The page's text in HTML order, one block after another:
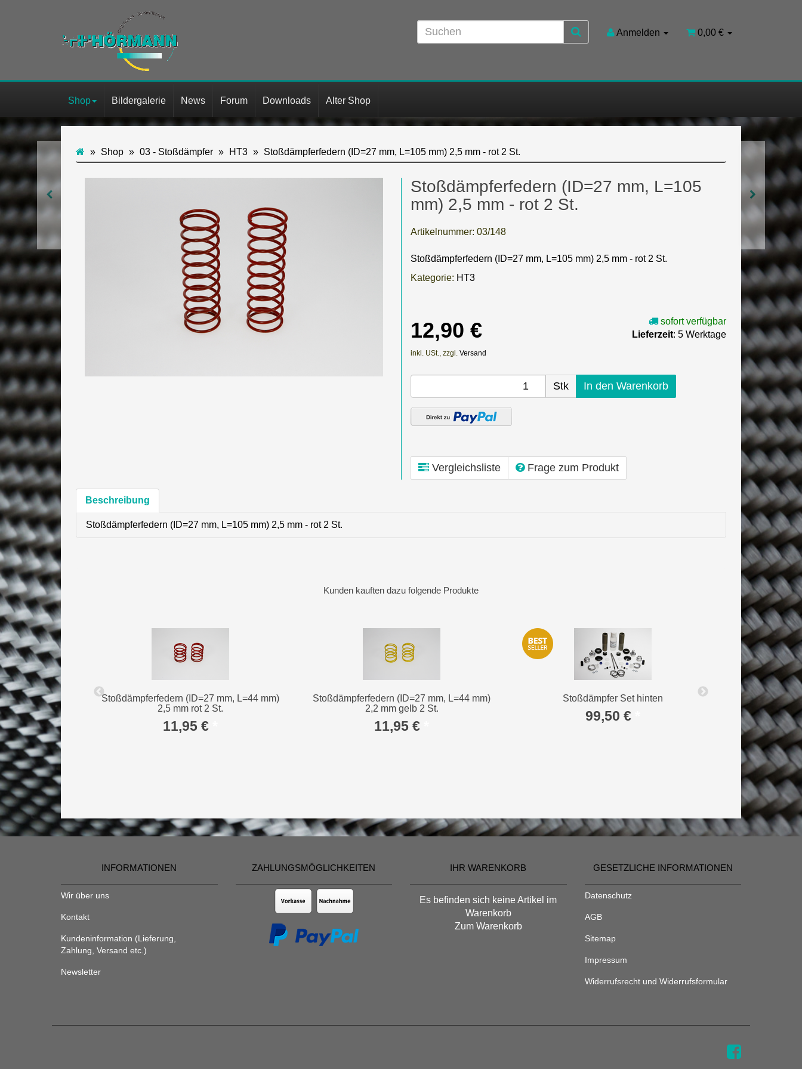
Anmelden 0,00 €
Shop Bildergalerie News Forum Downloads Alter Shop
Shop 03 - Stoßdämpfer HT3 Stoßdämpferfedern (ID=27 mm, L=105 mm) 2,5 mm - rot 2 St.
Stoßdämpferfedern (ID=27 mm, L=105
mm) 2,5 mm - rot 2 St.
Artikelnummer: 03/148
Stoßdämpferfedern (ID=27 mm, L=105 mm) 2,5 mm - rot 2 St.
Kategorie: HT3
12,90 €
inkl. USt., zzgl. Versand
sofort verfügbar
Lieferzeit: 5 Werktage
Stk In den Warenkorb
Vergleichsliste Frage zum Produkt
Beschreibung
Stoßdämpferfedern (ID=27 mm, L=105 mm) 2,5 mm - rot 2 St.
Kunden kauften dazu folgende Produkte
L=105 mm)
2 St.
*
Stoßdämpferfedern (ID=27 mm, L=44 mm)
2,5 mm rot 2 St.
11,95 €
Stoßdämpferfedern (ID=27 mm, L=44 mm)
2,2 mm gelb 2 St.
11,95 €
Stoßdämpfer Set hinten
99,50 €
INFORMATIONEN
Wir über uns
Kontakt
Kundeninformation (Lieferung,
Zahlung, Versand etc.)
Newsletter
ZAHLUNGSMÖGLICHKEITEN IHR WARENKORB
Es befinden sich keine Artikel im
Warenkorb
Zum Warenkorb
GESETZLICHE INFORMATIONEN
Datenschutz
AGB
Sitemap
Impressum
Widerrufsrecht und Widerrufsformular